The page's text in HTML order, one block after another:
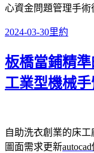
心資金問題管理手術
發
日
期:
2024-03-30分
里約
板橋當鋪精
工業型機械手
自助洗衣創業的床工
圖面需求更新